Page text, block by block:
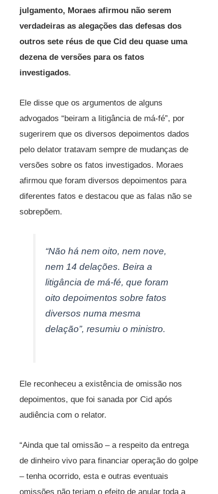
julgamento, Moraes afirmou não serem
verdadeiras as alegações das defesas dos
outros sete réus de que Cid deu quase uma
dezena de versões para os fatos
investigados.
Ele disse que os argumentos de alguns
advogados “beiram a litigância de má-fé”, por
sugerirem que os diversos depoimentos dados
pelo delator tratavam sempre de mudanças de
versões sobre os fatos investigados. Moraes
afirmou que foram diversos depoimentos para
diferentes fatos e destacou que as falas não se
sobrepõem.
“Não há nem oito, nem nove,
nem 14 delações. Beira a
litigância de má-fé, que foram
oito depoimentos sobre fatos
diversos numa mesma
delação”, resumiu o ministro.
Ele reconheceu a existência de omissão nos
depoimentos, que foi sanada por Cid após
audiência com o relator.
“Ainda que tal omissão – a respeito da entrega
de dinheiro vivo para financiar operação do golpe
– tenha ocorrido, esta e outras eventuais
omissões não teriam o efeito de anular toda a